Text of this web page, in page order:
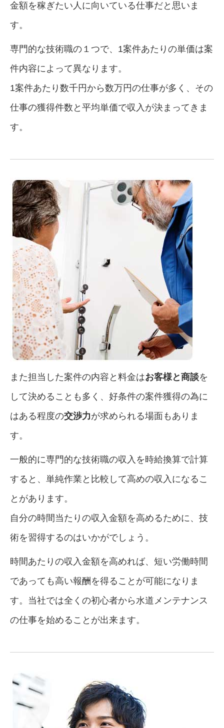
金額を稼ぎたい人に向いている仕事だと思いま
す。
専門的な技術職の１つで、1案件あたりの単価は案
件内容によって異なります。
1案件あたり数千円から数万円の仕事が多く、その
仕事の獲得件数と平均単価で収入が決まってきま
す。
また担当した案件の内容と料金はお客様と商談を
して決めることも多く、好条件の案件獲得の為に
はある程度の交渉力が求められる場面もありま
す。
一般的に専門的な技術職の収入を時給換算で計算
すると、単純作業と比較して高めの収入になるこ
とがあります。
自分の時間当たりの収入金額を高めるために、技
術を習得するのはいかがでしょう。
時間あたりの収入金額を高めれば、短い労働時間
であっても高い報酬を得ることが可能になりま
す。当社では全くの初心者から水道メンテナンス
の仕事を始めることが出来ます。